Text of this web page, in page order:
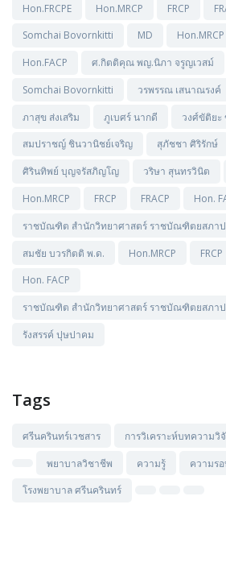
Hon.FRCPE
Hon.MRCP FRCP
Somchai Bovornkitti
MD Hon.MRCP
Hon.FACP
ศ.กิตติคุณ พญ.นิภา จรูญเวสม์
Somchai Bovornkitti
วรพรรณ เสนาณรงค์
ภาสุข ส่งเสริม
ภูเบศร์ นากดี
วงศ์ขัติยะ
สมปราชญ์ ชินวานิชย์เจริญ
สุภัชชา ศิริรักษ์
ศิรินทิพย์ บุญจรัสภิญโญ
วริษา สุนทรวินิต
Hon.MRCP
FRCP FRACP
Hon.
ราชบัณฑิต สำนักวิทยาศาสตร์ ราชบัณฑิตยสภาป
สมชัย บวรกิตติ พ.ด.
Hon.MRCP FRCP
Hon. FACP
ราชบัณฑิต สำนักวิทยาศาสตร์ ราชบัณฑิตยสภาป
รังสรรค์ ปุษปาคม
Tags
ศรีนครินทร์เวชสาร
การวิเคราะห์บทความวิ
พยาบาลวิชาชีพ
ความรู้ ความร
โรงพยาบาล ศรีนครินทร์